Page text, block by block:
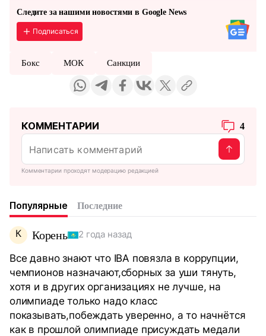
Следите за нашими новостями в Google News
Подписаться
Бокс МОК Санкции
КОММЕНТАРИИ 4
Комментарии проходят модерацию редакцией
Популярные Последние
К Корень 2 года назад
Все давно знают что IBA повязла в коррупции,
чемпионов назначают,сборных за уши тянуть,
хотя и в других организациях не лучше, на
олимпиаде только надо класс
показывать,побеждать уверенно, а то начнётся
как в прошлой олимпиаде присуждать медали